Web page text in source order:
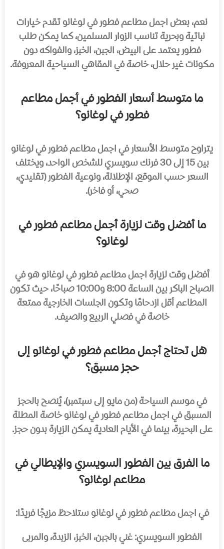
نعم، بعض اجمل مطاعم فطور في لوغانو تقدم خيارات
نباتية وبحرية تناسب الزوار المسلمين، كما يمكن طلب
فطور يعتمد على البيض، الجبن، الخبز، والفواكه دون
مكونات غير حلال، خاصة في المقاهي السياحية المعروفة.
ما متوسط أسعار الفطور في أجمل مطاعم
فطور في لوغانو؟
يتراوح متوسط الأسعار في اجمل مطاعم فطور في لوغانو
بين 15 إلى 30 فرنك سويسري للشخص الواحد، ويختلف
السعر حسب الموقع، الإطلالة، ونوعية الفطور (تقليدي،
صحي، أو فاخر).
ما أفضل وقت لزيارة أجمل مطاعم فطور في
لوغانو؟
أفضل وقت لزيارة اجمل مطاعم فطور في لوغانو هو في
الصباح الباكر بين الساعة 8:00 و10:00 صباحًا، حيث تكون
المطاعم أقل ازدحامًا وتكون الجلسات الخارجية ممتعة
خاصة في فصلي الربيع والصيف.
هل تحتاج أجمل مطاعم فطور في لوغانو إلى
حجز مسبق؟
في موسم السياحة (من مايو إلى سبتمبر)، يُنصح بالحجز
المسبق في اجمل مطاعم فطور في لوغانو خاصة المطلة
على البحيرة، بينما في الأيام العادية يمكن الزيارة بدون حجز.
ما الفرق بين الفطور السويسري والإيطالي في
مطاعم لوغانو؟
في اجمل مطاعم فطور في لوغانو ستلاحظ مزيجًا فريدًا:
الفطور السويسري: غني بالجبن، الخبز، الزبدة، والمربى